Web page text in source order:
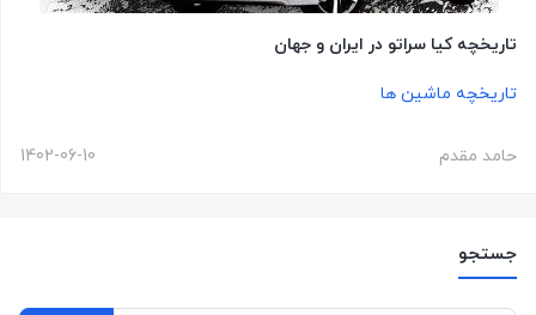
جستجو
تاریخچه کیا سراتو در ایران و جهان
تاریخچه ماشین ها
حامد مقدم 1402-06-10